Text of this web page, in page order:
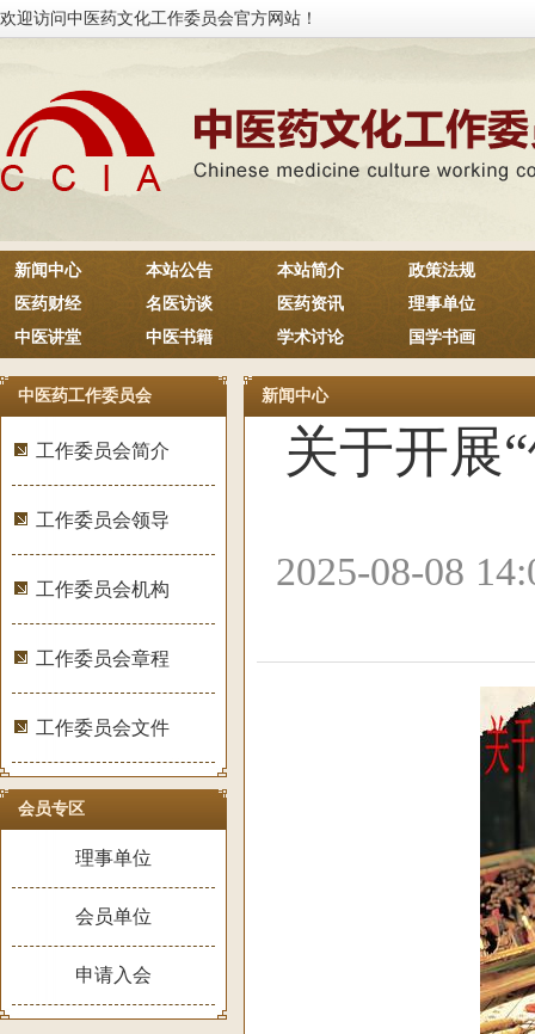
欢迎访问中医药文化工作委员会官方网站！
新闻中心 本站公告 本站简介
政策法规
医药财经
名医访谈 医药资讯
理事单位
中医讲堂
中医书籍 学术讨论 国学书画
中医药工作委员会
工作委员会简介
工作委员会领导
工作委员会机构
工作委员会章程
工作委员会文件
会员专区
理事单位
会员单位
申请入会
新闻中心
关于开展
2025-08-08